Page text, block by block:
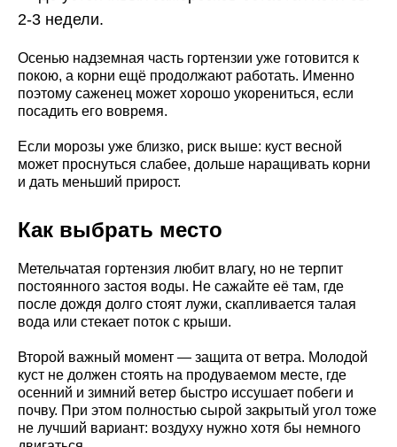
2-3 недели.
Осенью надземная часть гортензии уже готовится к
покою, а корни ещё продолжают работать. Именно
поэтому саженец может хорошо укорениться, если
посадить его вовремя.
Если морозы уже близко, риск выше: куст весной
может проснуться слабее, дольше наращивать корни
и дать меньший прирост.
Как выбрать место
Метельчатая гортензия любит влагу, но не терпит
постоянного застоя воды. Не сажайте её там, где
после дождя долго стоят лужи, скапливается талая
вода или стекает поток с крыши.
Второй важный момент — защита от ветра. Молодой
куст не должен стоять на продуваемом месте, где
осенний и зимний ветер быстро иссушает побеги и
почву. При этом полностью сырой закрытый угол тоже
не лучший вариант: воздуху нужно хотя бы немного